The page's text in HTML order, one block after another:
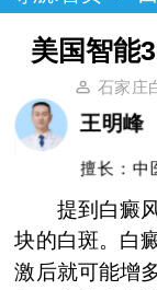
美国智能
石家庄
王明峰
擅长：中
提到白癜风
块的白斑。白
激后就可能增